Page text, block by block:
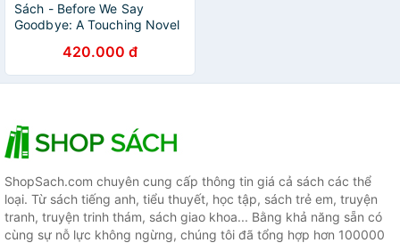
Sách - Before We Say
Goodbye: A Touching Novel
Forgiveness and Closure
from a Magical Café—Book
Four of the Before the
420.000 đ
ShopSach.com chuyên cung cấp thông tin giá cả sách các thể
loại. Từ sách tiếng anh, tiểu thuyết, học tập, sách trẻ em, truyện
tranh, truyện trinh thám, sách giao khoa... Bằng khả năng sẵn có
cùng sự nỗ lực không ngừng, chúng tôi đã tổng hợp hơn 100000